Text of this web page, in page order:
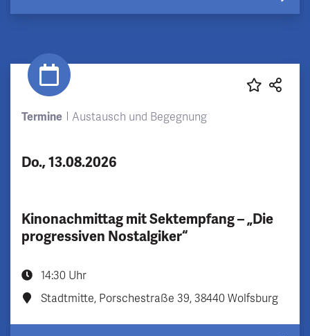
Termine Austausch und Begegnung
Do., 13.08.2026
Kinonachmittag mit Sektempfang – „Die
progressiven Nostalgiker“
14:30 Uhr
Stadtmitte, Porschestraße 39, 38440 Wolfsburg